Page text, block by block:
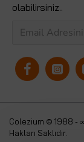
olabilirsiniz..
Colezium © 1988 -
Hakları Saklıdır.